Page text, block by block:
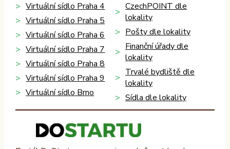
Virtuální sídlo Praha 4
Virtuální sídlo Praha 5
Virtuální sídlo Praha 6
Virtuální sídlo Praha 7
Virtuální sídlo Praha 8
Virtuální sídlo Praha 9
Virtuální sídlo Brno
CzechPOINT dle
lokality
Pošty dle lokality
Finanční úřady dle
lokality
Trvalé bydliště dle
lokality
Sídla dle lokality